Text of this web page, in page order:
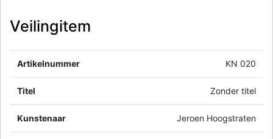
Veilingitem
Artikelnummer KN 020
Titel Zonder titel
Kunstenaar Jeroen Hoogstraten